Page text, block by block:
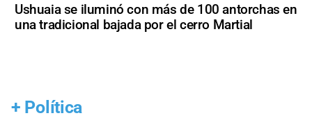
Ushuaia se iluminó con más de 100 antorchas en
una tradicional bajada por el cerro Martial
+ Política